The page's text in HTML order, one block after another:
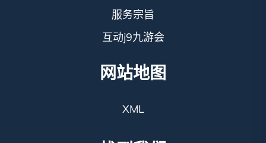
服务宗旨
互动j9九游会
网站地图
XML